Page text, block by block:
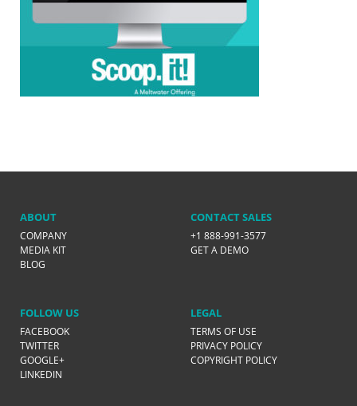
ABOUT
COMPANY
MEDIA KIT
BLOG
CONTACT SALES
+1 888-991-3577
GET A DEMO
FOLLOW US
FACEBOOK
TWITTER
GOOGLE+
LINKEDIN
LEGAL
TERMS OF USE
PRIVACY POLICY
COPYRIGHT POLICY